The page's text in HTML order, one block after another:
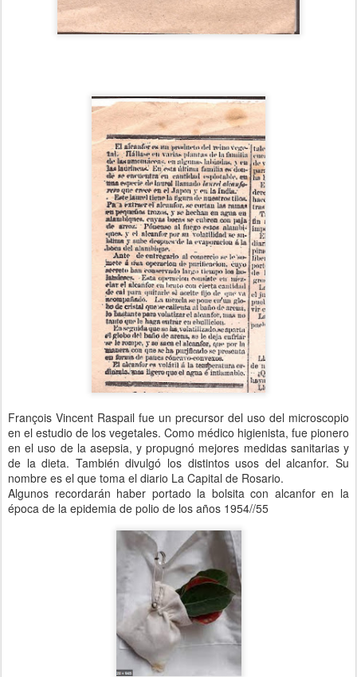
François Vincent Raspail fue un precursor del uso del microscopio
en el estudio de los vegetales. Como médico higienista, fue pionero
en el uso de la asepsia, y propugnó mejores medidas sanitarias y
de la dieta. También divulgó los distintos usos del alcanfor. Su
nombre es el que toma el diario La Capital de Rosario.
Algunos recordarán haber portado la bolsita con alcanfor en la
época de la epidemia de polio de los años 1954//55